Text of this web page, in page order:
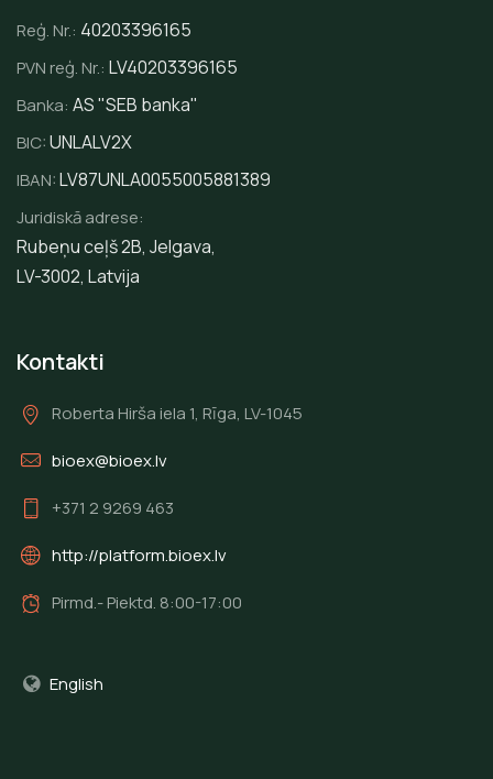
Reģ. Nr.: 40203396165
PVN reģ. Nr.: LV40203396165
Banka: AS "SEB banka"
BIC:UNLALV2X
IBAN:LV87UNLA0055005881389
Juridiskā adrese:
Rubeņu ceļš 2B, Jelgava,
LV-3002, Latvija
Kontakti
Roberta Hirša iela 1, Rīga, LV-1045
bioex@bioex.lv
+371 2 9269 463
http://platform.bioex.lv
Pirmd.- Piektd. 8:00-17:00
English